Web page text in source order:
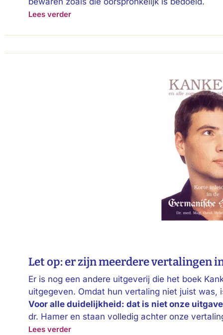
Lees verder
Let op: er zijn meerdere vertalingen
Er is nog een andere uitgeverij die het boek
uitgegeven. Omdat hun vertaling niet juist was,
Voor alle duidelijkheid: dat is niet onze
dr. Hamer en staan volledig achter onze
Lees verder